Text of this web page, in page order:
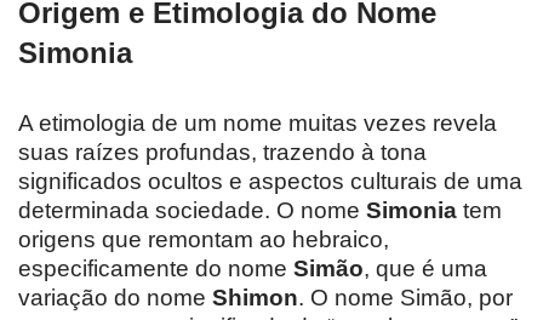
Origem e Etimologia do Nome
Simonia
A etimologia de um nome muitas vezes revela
suas raízes profundas, trazendo à tona
significados ocultos e aspectos culturais de uma
determinada sociedade. O nome Simonia tem
origens que remontam ao hebraico,
especificamente do nome Simão, que é uma
variação do nome Shimon. O nome Simão, por